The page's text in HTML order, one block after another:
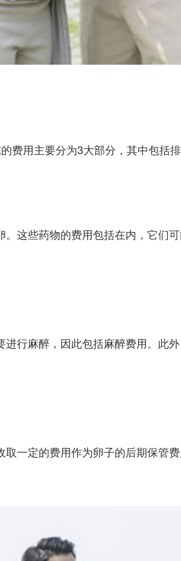
用主要分为3大部分，其中包括
这些药物的费用包括在内，它们
行麻醉，因此包括麻醉费用。此
一定的费用作为卵子的后期保管